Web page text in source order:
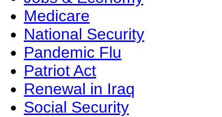
Medicare
National Security
Pandemic Flu
Patriot Act
Renewal in Iraq
Social Security